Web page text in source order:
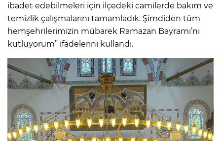
ibadet edebilmeleri için ilçedeki camilerde bakım ve
temizlik çalışmalarını tamamladık. Şimdiden tüm
hemşehrilerimizin mübarek Ramazan Bayramı’nı
kutluyorum” ifadelerini kullandı.